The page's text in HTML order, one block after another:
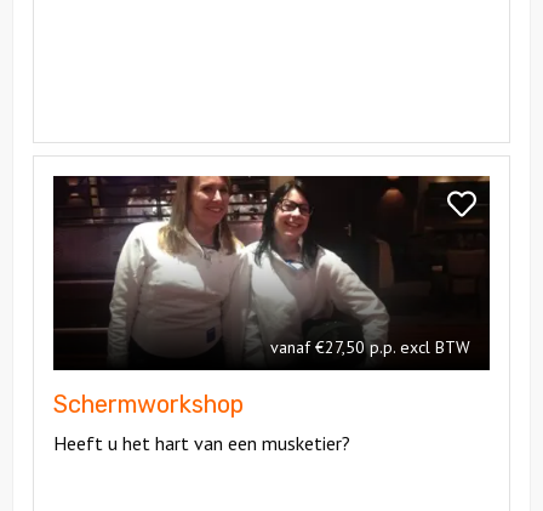
Bekijk
vanaf €27,50 p.p. excl BTW
Schermworkshop
Heeft u het hart van een musketier?
Schermworkshop